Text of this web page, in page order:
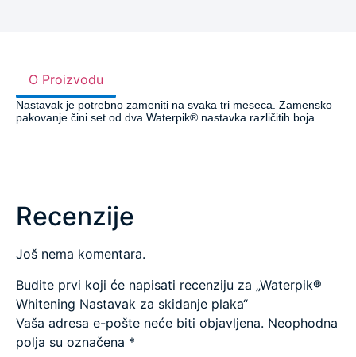
O Proizvodu
Nastavak je potrebno zameniti na svaka tri meseca. Zamensko
pakovanje čini set od dva Waterpik® nastavka različitih boja.
Recenzije
Još nema komentara.
Budite prvi koji će napisati recenziju za „Waterpik®
Whitening Nastavak za skidanje plaka“
Vaša adresa e-pošte neće biti objavljena. Neophodna
polja su označena *